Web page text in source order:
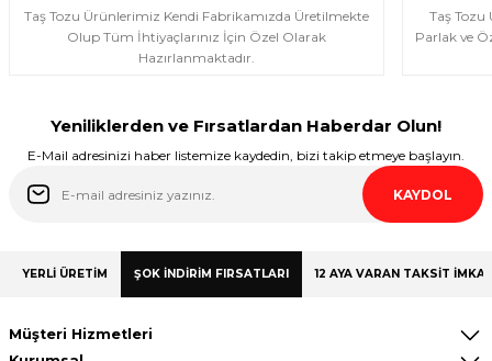
Halema Elyasen | 19/01/2026
Taş Tozu Ürünlerimiz Kendi Fabrikamızda Üretilmekte
Olup Tüm İhtiyaçlarınız İçin Özel Olarak
Hazırlanmaktadır.
Taş
Parlak ve
Yeniliklerden ve Fırsatlardan Haberdar Olun!
E-Mail adresinizi haber listemize kaydedin, bizi takip etmeye başlayın.
KAYDOL
YERLİ ÜRETİM ŞOK İNDİRİM FIRSATLARI 12 AYA VARAN TAKSİT
Müşteri Hizmetleri